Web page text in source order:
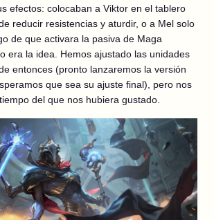
efectos: colocaban a Viktor en el tablero
reducir resistencias y aturdir, o a Mel solo
de que activara la pasiva de Maga
era la idea. Hemos ajustado las unidades
entonces (pronto lanzaremos la versión
que sea su ajuste final), pero nos
del que nos hubiera gustado.